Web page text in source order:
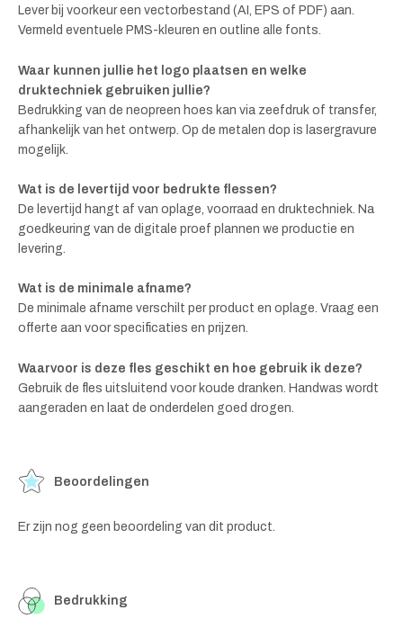
Lever bij voorkeur een vectorbestand (AI, EPS of PDF) aan.
Vermeld eventuele PMS-kleuren en outline alle fonts.
Waar kunnen jullie het logo plaatsen en welke
druktechniek gebruiken jullie?
Bedrukking van de neopreen hoes kan via zeefdruk of transfer,
afhankelijk van het ontwerp. Op de metalen dop is lasergravure
mogelijk.
Wat is de levertijd voor bedrukte flessen?
De levertijd hangt af van oplage, voorraad en druktechniek. Na
goedkeuring van de digitale proef plannen we productie en
levering.
Wat is de minimale afname?
De minimale afname verschilt per product en oplage. Vraag een
offerte aan voor specificaties en prijzen.
Waarvoor is deze fles geschikt en hoe gebruik ik deze?
Gebruik de fles uitsluitend voor koude dranken. Handwas wordt
aangeraden en laat de onderdelen goed drogen.
Beoordelingen
Er zijn nog geen beoordeling van dit product.
Bedrukking